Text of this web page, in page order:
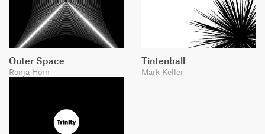
Outer Space
Ronja Horn
Tintenball
Mark Keller